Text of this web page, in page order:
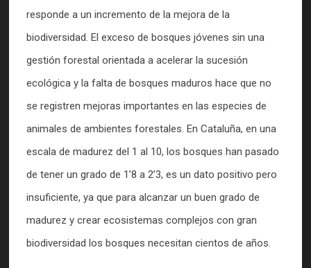
responde a un incremento de la mejora de la
biodiversidad. El exceso de bosques jóvenes sin una
gestión forestal orientada a acelerar la sucesión
ecológica y la falta de bosques maduros hace que no
se registren mejoras importantes en las especies de
animales de ambientes forestales. En Cataluña, en una
escala de madurez del 1 al 10, los bosques han pasado
de tener un grado de 1’8 a 2’3, es un dato positivo pero
insuficiente, ya que para alcanzar un buen grado de
madurez y crear ecosistemas complejos con gran
biodiversidad los bosques necesitan cientos de años.